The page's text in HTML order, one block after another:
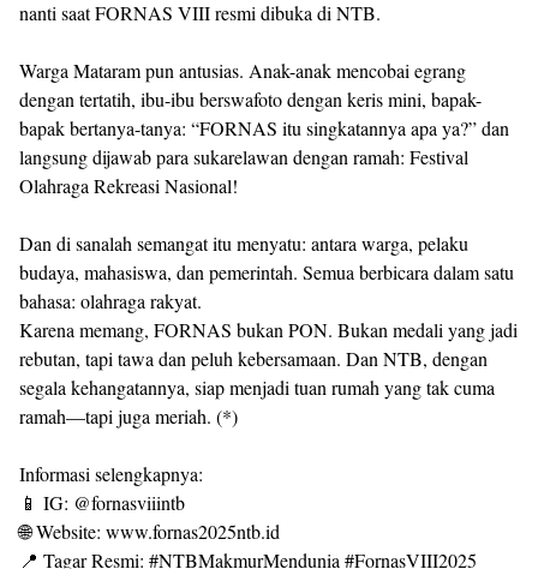
nanti saat FORNAS VIII resmi dibuka di NTB.
Warga Mataram pun antusias. Anak-anak mencobai egrang
dengan tertatih, ibu-ibu berswafoto dengan keris mini, bapak-
bapak bertanya-tanya: “FORNAS itu singkatannya apa ya?” dan
langsung dijawab para sukarelawan dengan ramah: Festival
Olahraga Rekreasi Nasional!
Dan di sanalah semangat itu menyatu: antara warga, pelaku
budaya, mahasiswa, dan pemerintah. Semua berbicara dalam satu
bahasa: olahraga rakyat.
Karena memang, FORNAS bukan PON. Bukan medali yang jadi
rebutan, tapi tawa dan peluh kebersamaan. Dan NTB, dengan
segala kehangatannya, siap menjadi tuan rumah yang tak cuma
ramah—tapi juga meriah. (*)
Informasi selengkapnya:
📱 IG: @fornasviiintb
🌐 Website: www.fornas2025ntb.id
📍 Tagar Resmi: #NTBMakmurMendunia #FornasVIII2025